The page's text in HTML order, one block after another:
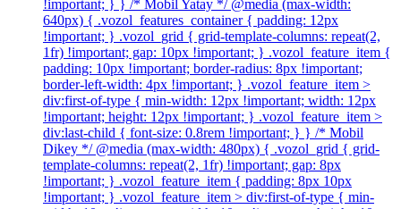
!important; } } /* Mobil Yatay */ @media (max-width:
640px) { .vozol_features_container { padding: 12px
!important; } .vozol_grid { grid-template-columns: repeat(2,
1fr) !important; gap: 10px !important; } .vozol_feature_item {
padding: 10px !important; border-radius: 8px !important;
border-left-width: 4px !important; } .vozol_feature_item >
div:first-of-type { min-width: 12px !important; width: 12px
!important; height: 12px !important; } .vozol_feature_item >
div:last-child { font-size: 0.8rem !important; } } /* Mobil
Dikey */ @media (max-width: 480px) { .vozol_grid { grid-
template-columns: repeat(2, 1fr) !important; gap: 8px
!important; } .vozol_feature_item { padding: 8px 10px
!important; } .vozol_feature_item > div:first-of-type { min-